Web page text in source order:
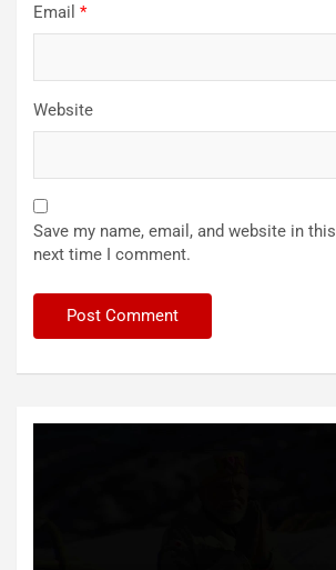
Email *
Website
Save my name, email, and website in
next time I comment.